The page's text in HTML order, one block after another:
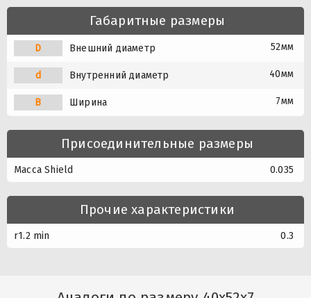
Габаритные размеры
D Внешний диаметр 52мм
d Внутренний диаметр 40мм
B Ширина 7мм
Присоединительные размеры
Масса Shield 0.035
Прочие характеристики
r1.2 min 0.3